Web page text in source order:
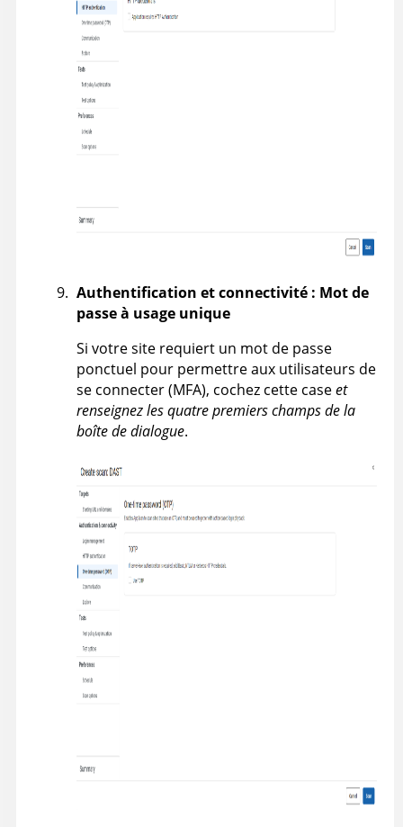
Authentification et connectivité : Mot de
passe à usage unique
Si votre site requiert un mot de passe
ponctuel pour permettre aux utilisateurs de
se connecter (MFA), cochez cette caseet
renseignez les quatre premiers champs de la
boîte de dialogue.